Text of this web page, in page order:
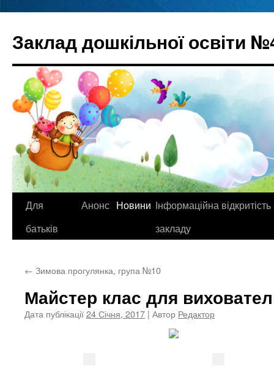
вмісту
Заклад дошкільної освіти
Для
батьків
Анонс Новини Інформаційна відкритість
закладу
← Зимова прогулянка, група №10
Майстер клас для
Дата публікації24 Січня, 2017 | Автор Редактор